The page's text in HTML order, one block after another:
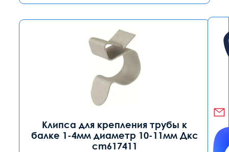
Клипса для крепления трубы к
балке 1-4мм диаметр 10-11мм Дкс
cm617411